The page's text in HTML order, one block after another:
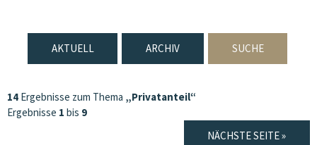
AKTUELL ARCHIV SUCHE
14 Ergebnisse zum Thema „Privatanteil“
Ergebnisse 1 bis 9
NÄCHSTE SEITE »